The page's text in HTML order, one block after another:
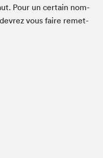
Pour un cer­tain nom­
devrez vous faire remet­